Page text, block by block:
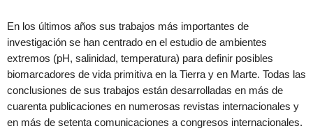
En los últimos años sus trabajos más importantes de
investigación se han centrado en el estudio de ambientes
extremos (pH, salinidad, temperatura) para definir posibles
biomarcadores de vida primitiva en la Tierra y en Marte. Todas las
conclusiones de sus trabajos están desarrolladas en más de
cuarenta publicaciones en numerosas revistas internacionales y
en más de setenta comunicaciones a congresos internacionales.